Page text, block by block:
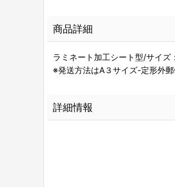
商品詳細
ラミネート加工シート型/サイ
※発送方法はA３サイズ-定形外
詳細情報